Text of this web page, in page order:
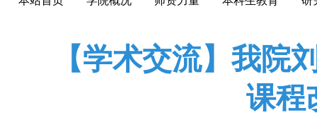
【学术交流】我院
课程